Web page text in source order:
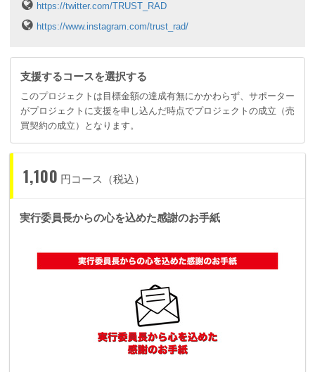
https://twitter.com/TRUST_RAD
https://www.instagram.com/trust_rad/
支援するコースを選択する
このプロジェクトは目標金額の達成有無にかかわらず、サポーター
がプロジェクトに支援を申し込んだ時点でプロジェクトの成立（売
買契約の成立）となります。
1,100 円コース（税込）
実行委員長からの心を込めた感謝のお手紙